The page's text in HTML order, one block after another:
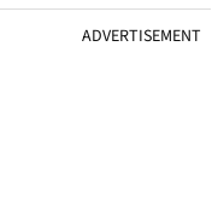
ADVERTISEMENT